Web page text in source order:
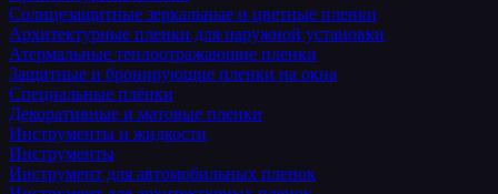
Солнцезащитные зеркальные и цветные пленки
Архитектурные пленки для наружной установки
Атермальные теплоотражающие пленки
Защитные и бронирующие пленки на окна
Специальные плёнки
Декоративные и матовые пленки
Инструменты и жидкости
Инструменты
Инструмент для автомобильных пленок